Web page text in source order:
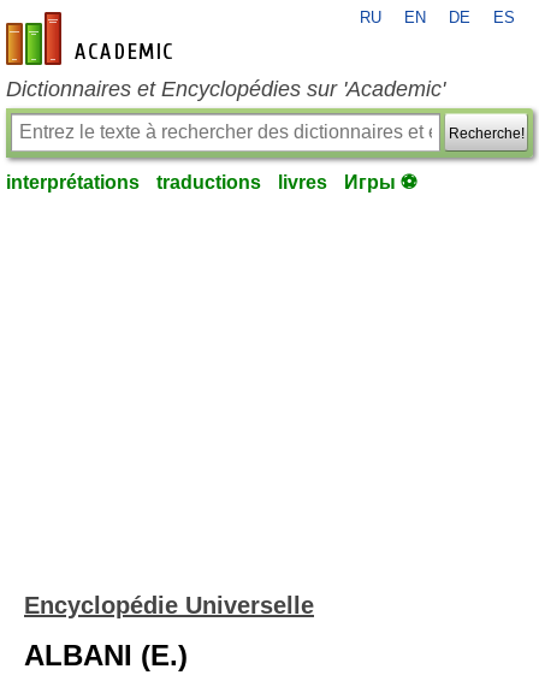
fr-academic.com
RU EN DE ES
Dictionnaires et Encyclopédies sur 'Academic'
Recherche!
interprétations traductions livres Игры ⚽
Encyclopédie Universelle
ALBANI (E.)